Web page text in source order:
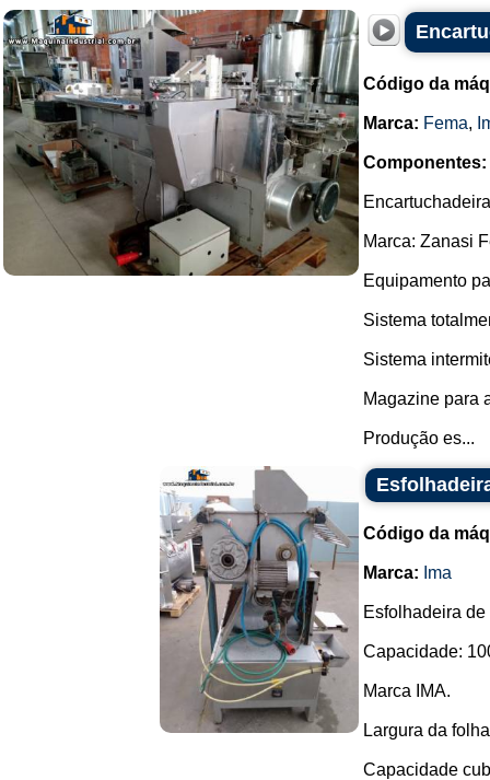
Código da
Marca: Fema,
Componentes:
Marca: Zanasi
Equipamento
Sistema
Sistema
Magazine para
Produção es...
Código da
Marca: Ima
Esfolhadeira
Capacidade:
Marca IMA.
Largura da
Capacidade